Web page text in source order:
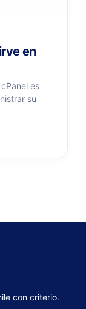
en
es
su
con criterio.